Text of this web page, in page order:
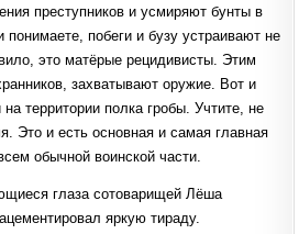
преступников и усмиряют бунты в
побеги и бузу устраивают не
это матёрые рецидивисты. Этим
захватывают оружие. Вот и
территории полка гробы. Учтите, не
Это и есть основная и самая главная
обычной воинской части.
глаза сотоварищей Лёша
яркую тираду.